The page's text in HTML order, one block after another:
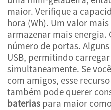
maior. Verifique a
hora (Wh). Um valor
armazenar mais energia.
número de portas.
USB, permitindo
simultaneamente. Se
com amigos, esse
também pode querer
baterias para maior